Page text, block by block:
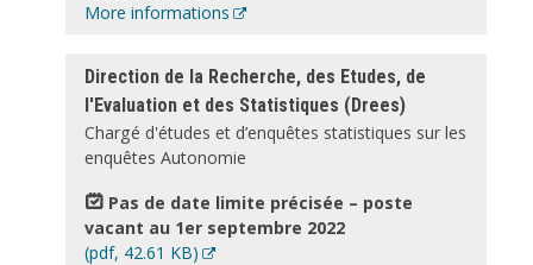
More informations
Direction de la Recherche, des Etudes, de
l'Evaluation et des Statistiques (Drees)
Chargé d'études et d’enquêtes statistiques sur les
enquêtes Autonomie
Pas de date limite précisée – poste
vacant au 1er septembre 2022
Document
(pdf, 42.61 KB)